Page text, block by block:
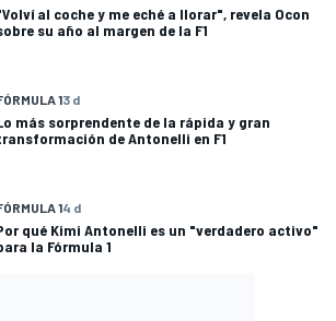
al coche y me eché a llorar", revela Ocon
su año al margen de la F1
13 d
más sorprendente de la rápida y gran
de Antonelli en F1
14 d
qué Kimi Antonelli es un "verdadero activo"
la Fórmula 1